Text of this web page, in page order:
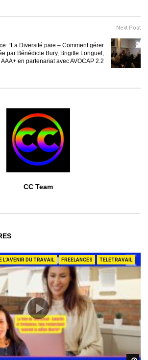
Next Post
“La Diversité paie – Comment gérer
par Bénédicte Bury, Brigitte Longuet,
AAA+ en partenariat avec AVOCAP 2.2
CC Team
L'AVENIR DU TRAVAIL FREELANCES TELETRAVAIL